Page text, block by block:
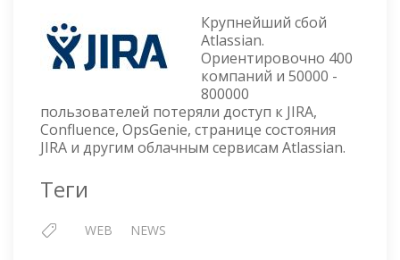
—
ДВЕ
НЕДЕЛИ
ПРОСТОЙ
Крупнейший сбой
Atlassian.
Ориентировочно 400
компаний и 50000 -
800000
пользователей потеряли доступ к JIRA,
Confluence, OpsGenie, странице состояния
JIRA и другим облачным сервисам Atlassian.
Теги
WEB NEWS